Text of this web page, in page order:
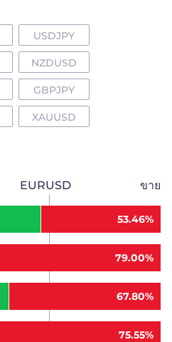
EURUSD ขาย
53.46%
79.00%
67.80%
75.55%
USDJPY
NZDUSD
GBPJPY
XAUUSD